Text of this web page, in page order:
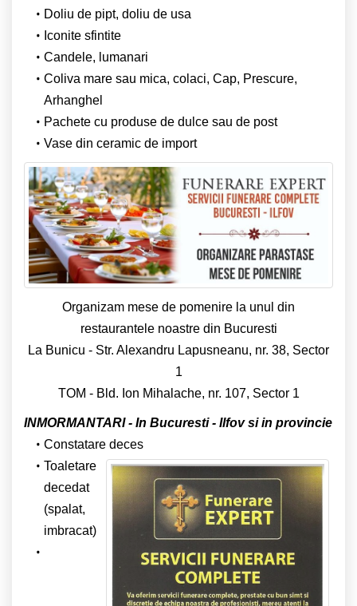
Doliu de pipt, doliu de usa
Iconite sfintite
Candele, lumanari
Coliva mare sau mica, colaci, Cap, Prescure,
Arhanghel
Pachete cu produse de dulce sau de post
Vase din ceramic de import
Organizam mese de pomenire la unul din
restaurantele noastre din Bucuresti
La Bunicu - Str. Alexandru Lapusneanu, nr. 38, Sector
1
TOM - Bld. Ion Mihalache, nr. 107, Sector 1
INMORMANTARI - In Bucuresti - Ilfov si in provincie
Constatare deces
Toaletare
decedat
(spalat,
imbracat)